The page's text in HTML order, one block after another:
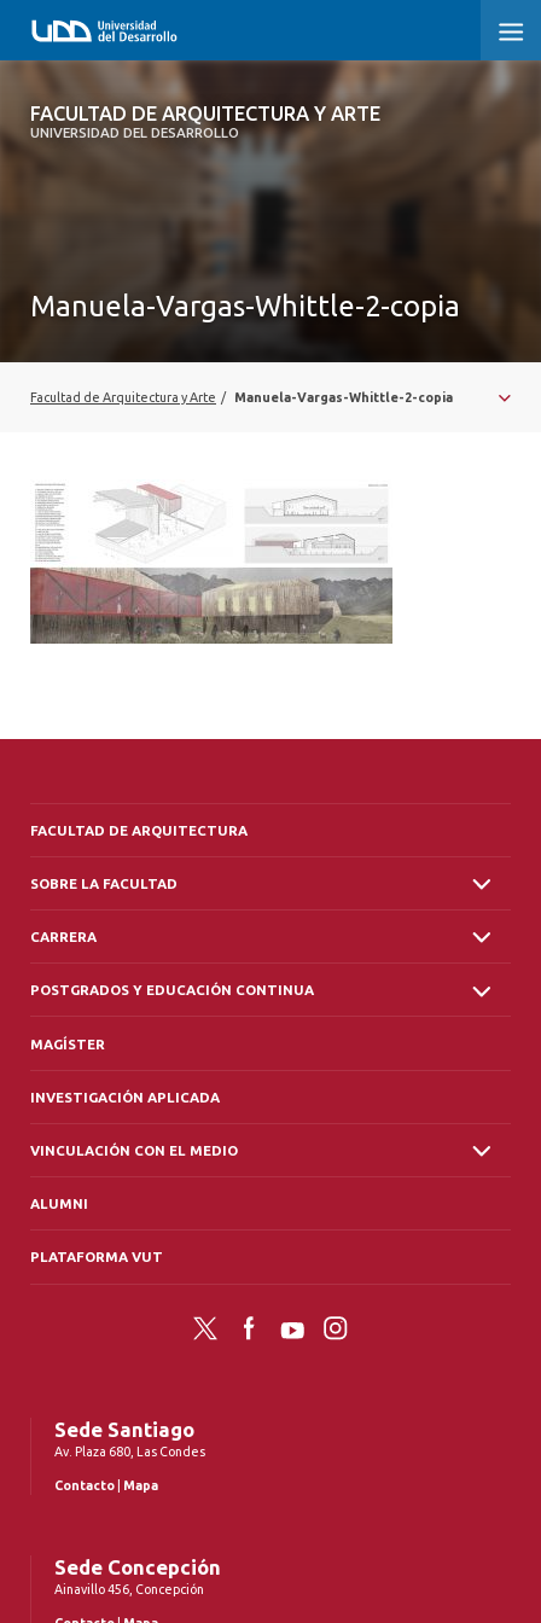
FACULTAD DE ARQUITECTURA Y ARTE
UNIVERSIDAD DEL DESARROLLO
FACULTAD DE ARQUITECTURA Y ARTE
VINCULACIÓN CON EL MEDIO
ALUMNI
PLATAFORMA VUT
Manuela-Vargas-Whittle-2-copia
Facultad de Arquitectura y Arte / Manuela-Vargas-Whittle-2-copia
FACULTAD DE ARQUITECTURA
SOBRE LA FACULTAD
CARRERA
POSTGRADOS Y EDUCACIÓN CONTINUA
MAGÍSTER
INVESTIGACIÓN APLICADA
VINCULACIÓN CON EL MEDIO
ALUMNI
PLATAFORMA VUT
Twitter FacebookYouTubeInstagram
Sede Santiago
Av. Plaza 680, Las Condes
Contacto Mapa
Sede Concepción
Ainavillo 456, Concepción